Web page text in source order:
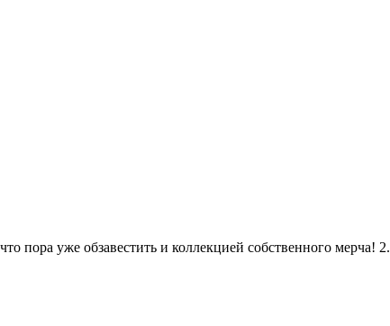
уже обзавестить и коллекцией собственного мерча! 2.